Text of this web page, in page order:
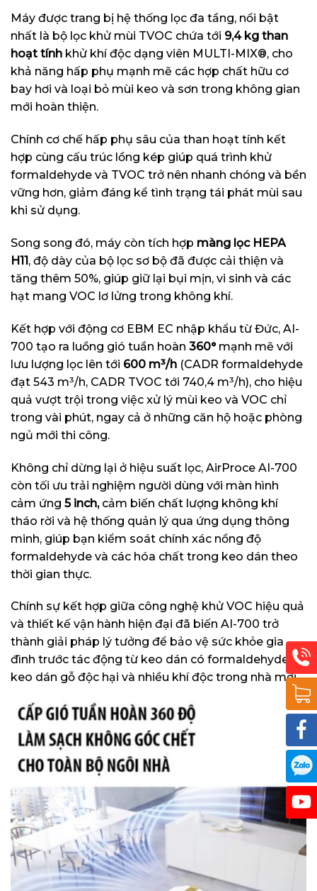
Máy được trang bị hệ thống lọc đa tầng, nổi bật
nhất là bộ lọc khử mùi TVOC chứa tới 9,4 kg than
hoạt tính khử khí độc dạng viên MULTI-MIX®, cho
khả năng hấp phụ mạnh mẽ các hợp chất hữu cơ
bay hơi và loại bỏ mùi keo và sơn trong không gian
mới hoàn thiện.
Chính cơ chế hấp phụ sâu của than hoạt tính kết
hợp cùng cấu trúc lồng kép giúp quá trình khử
formaldehyde và TVOC trở nên nhanh chóng và bền
vững hơn, giảm đáng kể tình trạng tái phát mùi sau
khi sử dụng.
Song song đó, máy còn tích hợp màng lọc HEPA
H11, độ dày của bộ lọc sơ bộ đã được cải thiện và
tăng thêm 50%, giúp giữ lại bụi mịn, vi sinh và các
hạt mang VOC lơ lửng trong không khí.
Kết hợp với động cơ EBM EC nhập khẩu từ Đức, AI-
700 tạo ra luồng gió tuần hoàn 360°mạnh mẽ với
lưu lượng lọc lên tới 600 m³/h (CADR formaldehyde
đạt 543 m³/h, CADR TVOC tới 740,4 m³/h), cho hiệu
quả vượt trội trong việc xử lý mùi keo và VOC chỉ
trong vài phút, ngay cả ở những căn hộ hoặc phòng
ngủ mới thi công.
Không chỉ dừng lại ở hiệu suất lọc, AirProce AI-700
còn tối ưu trải nghiệm người dùng với màn hình
cảm ứng 5 inch, cảm biến chất lượng không khí
tháo rời và hệ thống quản lý qua ứng dụng thông
minh, giúp bạn kiểm soát chính xác nồng độ
formaldehyde và các hóa chất trong keo dán theo
thời gian thực.
Chính sự kết hợp giữa công nghệ khử VOC hiệu quả
và thiết kế vận hành hiện đại đã biến AI-700 trở
thành giải pháp lý tưởng để bảo vệ sức khỏe gia
đình trước tác động từ keo dán có formaldehyde,
keo dán gỗ độc hại và nhiều khí độc trong nhà mới.